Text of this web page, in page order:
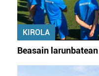
KIROLA
Beasain